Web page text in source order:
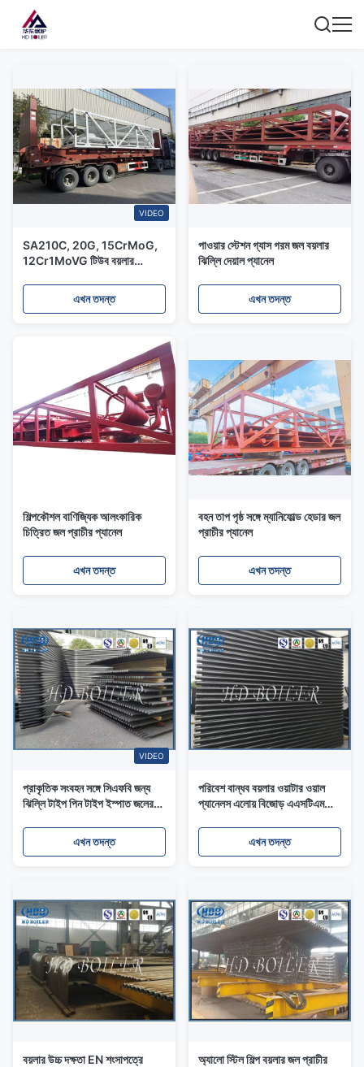
VIDEO
SA210C, 20G, 15CrMoG,
12Cr1MoVG টিউব বয়লার
পাওয়ার স্টেশন বয়লারের জন্য ওয়াটার
ওয়াল টিউব প্যানেল
এখন তদন্ত
পাওয়ার স্টেশন গ্যাস গরম জল বয়লার
ঝিল্লি দেয়াল প্যানেল
এখন তদন্ত
শিল্পকৌশল বাণিজ্যিক আলংকারিক
চিত্রিত জল প্রাচীর প্যানেল
এখন তদন্ত
বহন তাপ পৃষ্ঠ সঙ্গে ম্যানিফোল্ড হেডার জল
প্রাচীর প্যানেল
এখন তদন্ত
VIDEO
প্রাকৃতিক সংবহন সঙ্গে সিএফবি জন্য
ঝিল্লি টাইপ পিন টাইপ ইস্পাত জলের
এখন তদন্ত
পরিবেশ বান্ধব বয়লার ওয়াটার ওয়াল
প্যানেলস এলোয় বিজোড় এএসটিএম
এখন তদন্ত
বয়লার উচ্চ দক্ষতা EN শংসাপত্রে
অ্যালো স্টিল শিল্প বয়লার জল প্রাচীর